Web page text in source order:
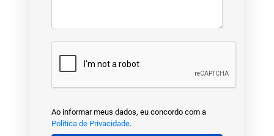
Ao informar meus dados, eu concordo com a
Política de Privacidade.